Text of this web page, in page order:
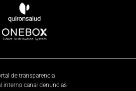
de transparencia
interno canal denuncias